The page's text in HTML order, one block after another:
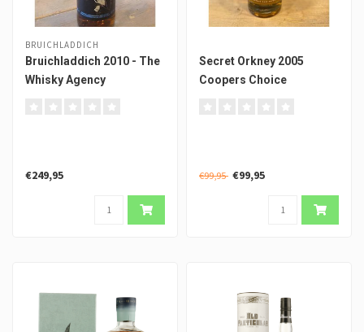
BRUICHLADDICH
Bruichladdich 2010 - The
Whisky Agency
€249,95
Secret Orkney 2005
Coopers Choice
€99,95 €99,95